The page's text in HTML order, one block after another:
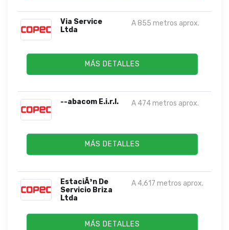
Via Service
Ltda
A 855 metros aprox.
MÁS DETALLES
--abacom E.i.r.l. A 474 metros aprox.
MÁS DETALLES
EstaciÃ³n De
Servicio Briza
Ltda
A 4,617 metros aprox.
MÁS DETALLES